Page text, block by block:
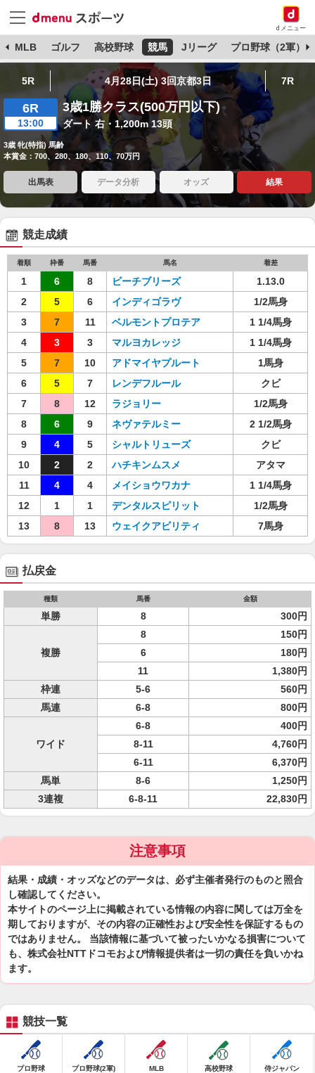
dメニュー
MLB ゴルフ 高校野球 競馬 Jリーグ プロ野球（2軍）
5R 4月28日(土) 3回京都3日 7R
6R
13:00
3歳1勝クラス(500万円以下)
ダート 右・1,200m 13頭
3歳 牝(特指) 馬齢
本賞金：700、280、180、110、70万円
出馬表 データ分析 オッズ 結果
競走成績
着順 枠番 馬番 馬名 着差
1 6 8 ビーチブリーズ
1.13.0
2
5 6 インディゴラヴ
1/2馬身
3
7 11 ベルモントプロテア
1 1/4馬身
4
3 3 マルヨカレッジ
1 1/4馬身
5
7 10 アドマイヤプルート
1馬身
6
5 7 レンデフルール
クビ
7
8 12 ラジョリー
1/2馬身
8
6 9 ネヴァテルミー
2 1/2馬身
9
4 5 シャルトリューズ
クビ
10
2 2 ハチキンムスメ
アタマ
11
4 4 メイショウワカナ
1 1/4馬身
12
1 1 デンタルスピリット
1/2馬身
13
8 13 ウェイクアビリティ 7馬身
払戻金
種類 馬番 金額
単勝 8 300円
複勝
8
150円
6
180円
11
1,380円
枠連
5-6
560円
馬連
6-8 800円
ワイド
6-8
400円
8-11
4,760円
6-11
6,370円
馬単
8-6
1,250円
3連複
6-8-11 22,830円
注意事項
結果・成績・オッズなどのデータは、必ず主催者発行のものと照合
し確認してください。
本サイトのページ上に掲載されている情報の内容に関しては万全を
期しておりますが、その内容の正確性および安全性を保証するもの
ではありません。 当該情報に基づいて被ったいかなる損害について
も、株式会社NTTドコモおよび情報提供者は一切の責任を負いかね
ます。
競技一覧
プロ野球 プロ野球(2軍) MLB 高校野球 侍ジャパン